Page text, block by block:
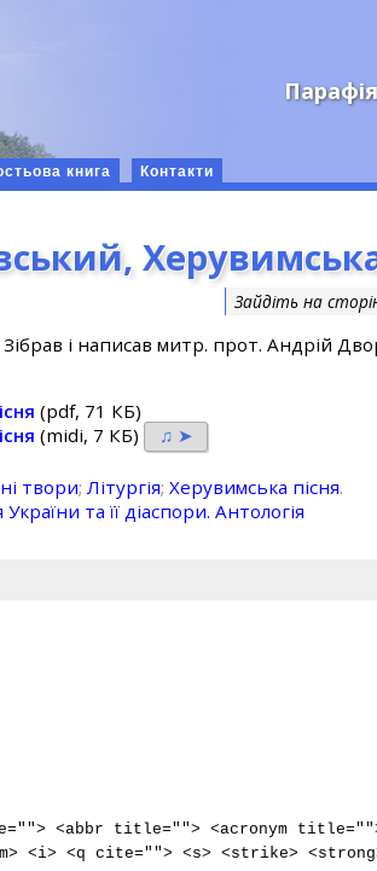
книга Контакти
Зайдіть на
Зiбрав i написав митр. прот. Андрiй
(pdf, 71 КБ)
(midi, 7 КБ) ♫ ➤
твори;Літургія;Херувимська пісня.
та її діаспори. Антологія
<abbr title=""> <acronym title="">
<i> <q cite=""> <s> <strike>